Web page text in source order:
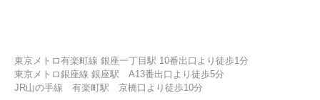
東京メトロ有楽町線 銀座一丁目駅 10番出口より徒歩1分
東京メトロ銀座線 銀座駅 A13番出口より徒歩5分
JR山の手線 有楽町駅 京橋口より徒歩10分